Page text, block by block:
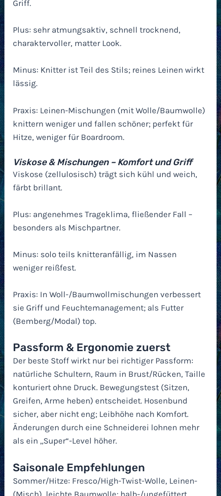
Griff.
Plus: sehr atmungsaktiv, schnell trocknend,
charaktervoller, matter Look.
Minus: Knitter ist Teil des Stils; reines Leinen wirkt
lässig.
Praxis: Leinen-Mischungen (mit Wolle/Baumwolle)
knittern weniger und fallen schöner; perfekt für
Hitze, weniger für Boardroom.
Viskose & Mischungen – Komfort und Griff
Viskose (zellulosisch) trägt sich kühl und weich,
färbt brillant.
Plus: angenehmes Trageklima, fließender Fall –
besonders als Mischpartner.
Minus: solo teils knitteranfällig, im Nassen
weniger reißfest.
Praxis: In Woll-/Baumwollmischungen verbessert
sie Griff und Feuchtemanagement; als Futter
(Bemberg/Modal) top.
Passform & Ergonomie zuerst
Der beste Stoff wirkt nur bei richtiger Passform:
natürliche Schultern, Raum in Brust/Rücken, Taille
konturiert ohne Druck. Bewegungstest (Sitzen,
Greifen, Arme heben) entscheidet. Hosenbund
sicher, aber nicht eng; Leibhöhe nach Komfort.
Änderungen durch eine Schneiderei lohnen mehr
als ein „Super“-Level höher.
Saisonale Empfehlungen
Sommer/Hitze: Fresco/High-Twist-Wolle, Leinen-
(Misch), leichte Baumwolle; halb-/ungefüttert.